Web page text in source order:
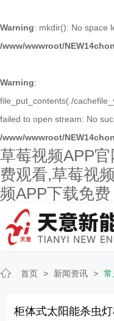
Warning: mkdir(): No space
/www/wwwroot/
Warning:
file_put_contents(./
failed to open stream: No
/www/wwwroot/
草莓视频APP
费观看,草莓视
频APP下载免费
关于草莓视频APP官网
主营产品
人才招聘
新闻资讯
联系草莓视频APP官网
首页 > 新闻资讯 > 常
柜体式太阳能杀虫